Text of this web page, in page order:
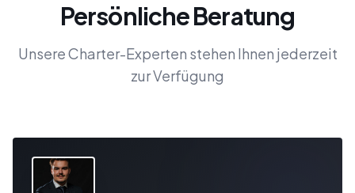
Persönliche Beratung
Unsere Charter-Experten stehen Ihnen jederzeit
zur Verfügung